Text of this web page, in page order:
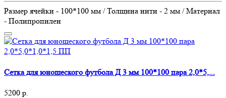
Размер ячейки - 100*100 мм / Толщина нити - 2 мм / Материал
- Полипропилен
Сетка для юношеского футбола Д 3 мм 100*100 пара 2,0*5,...
5200 р.